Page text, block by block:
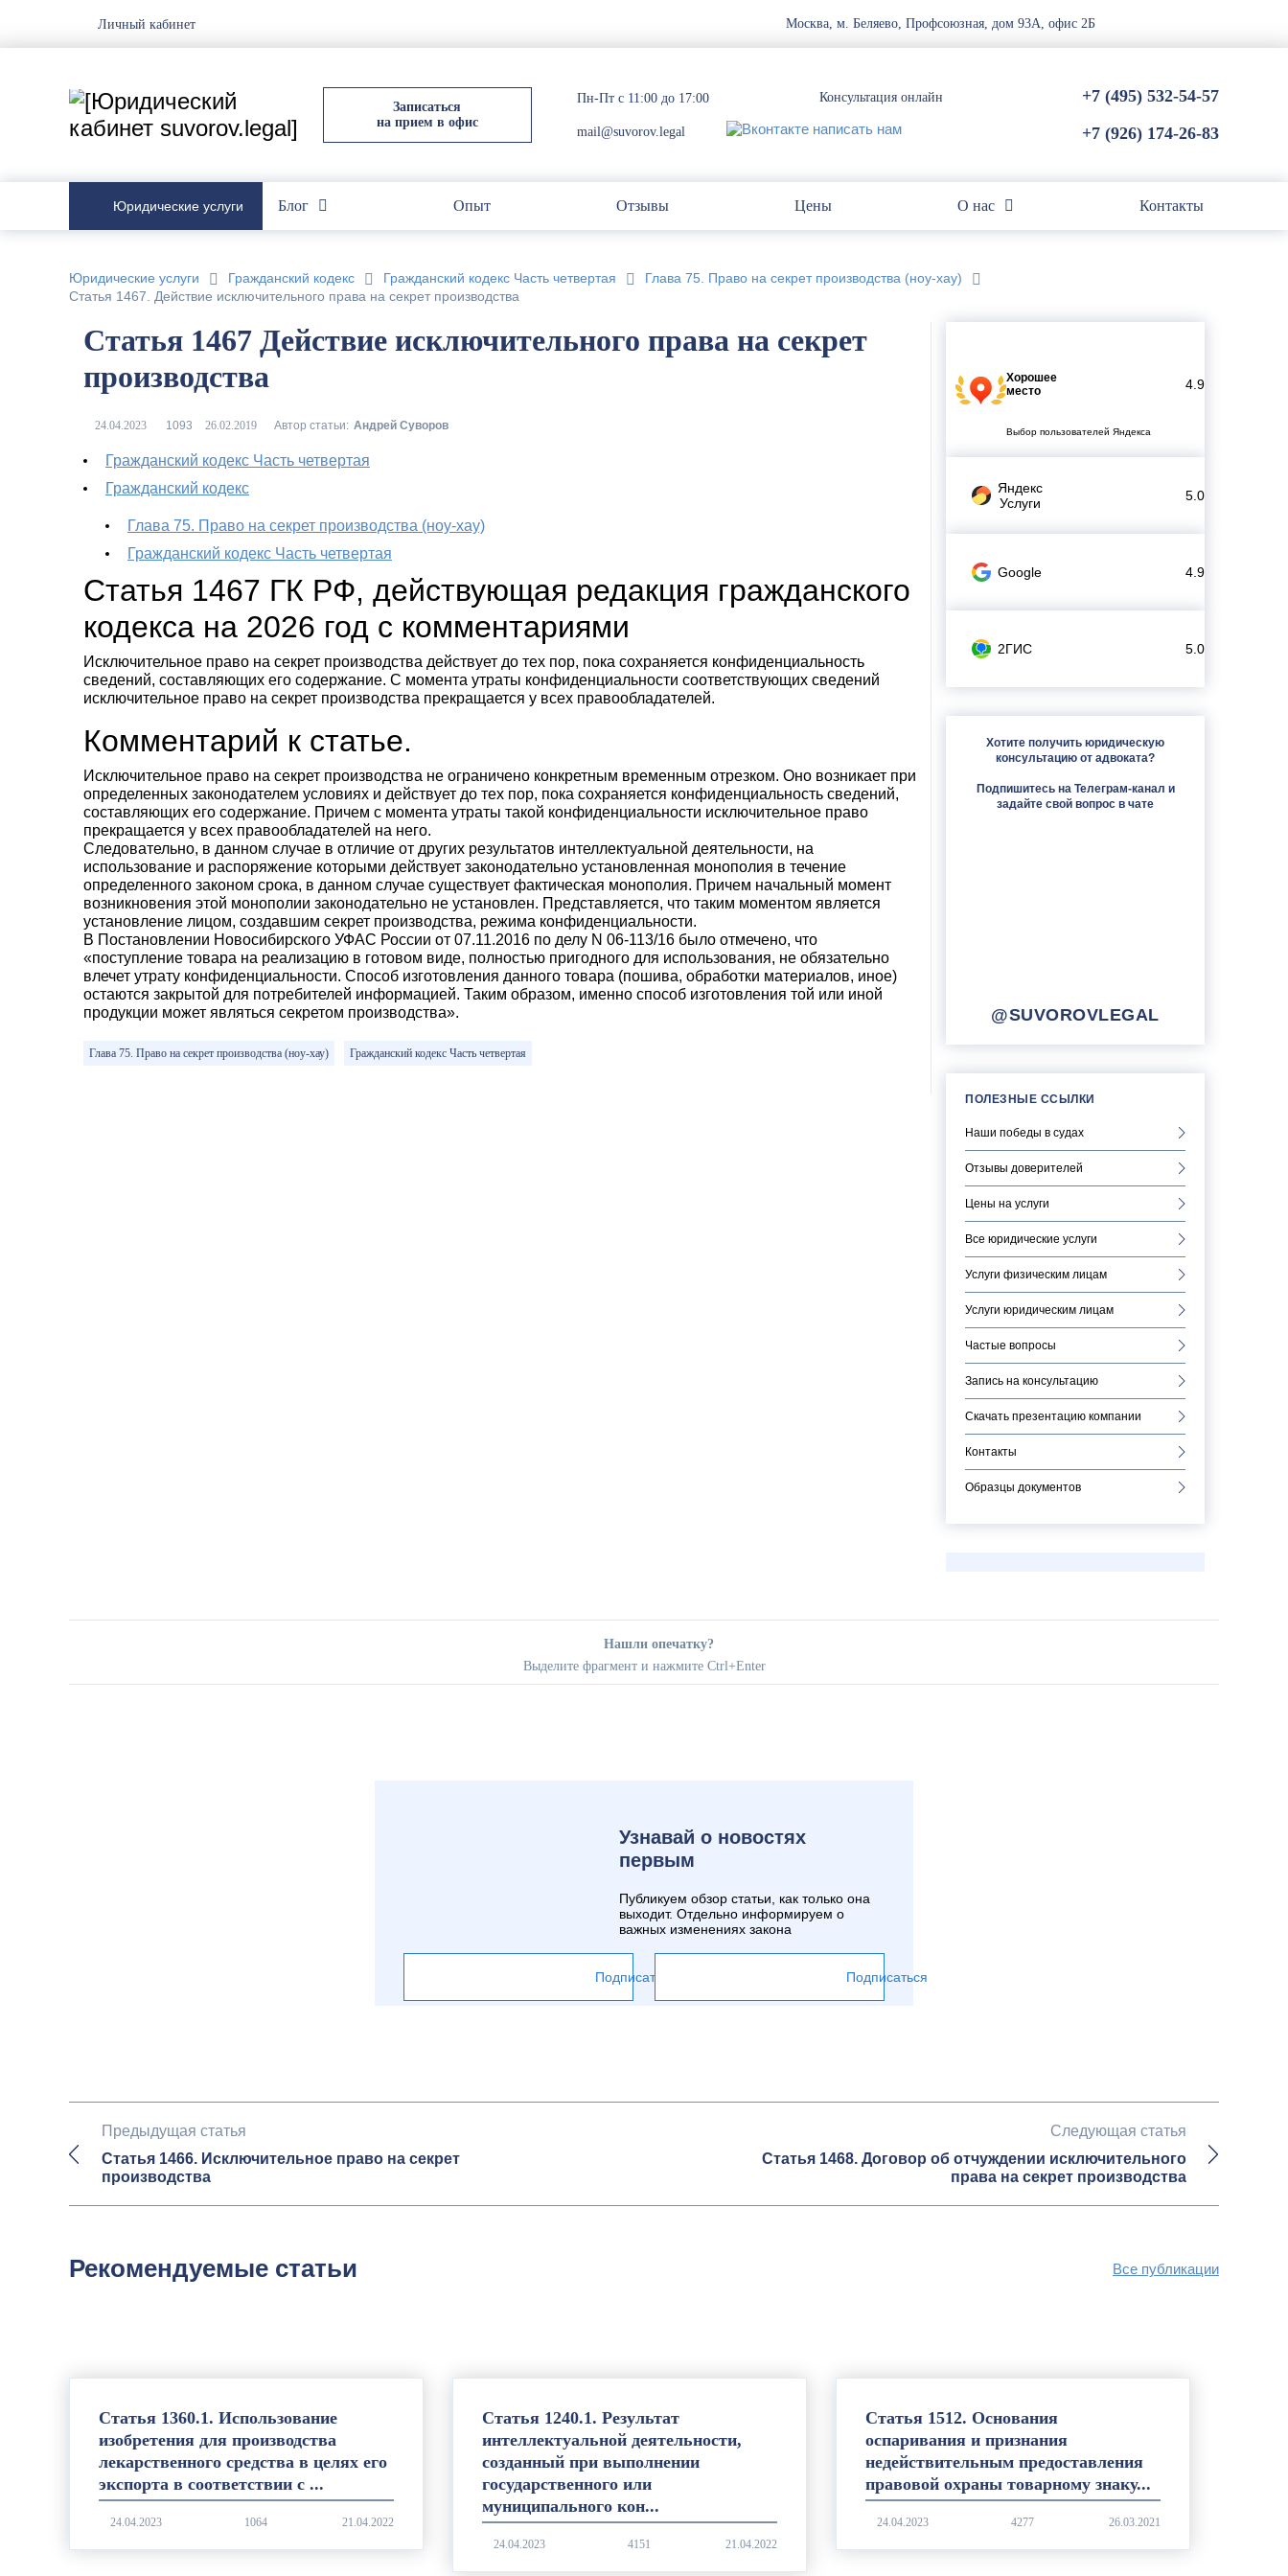
Личный кабинет Москва, м. Беляево, Профсоюзная, дом 93А, офис 2Б
Записаться
на прием в офис
Пн-Пт с 11:00 до 17:00
mail@suvorov.legal
Консультация онлайн
+7 (495) 532-54-57
+7 (926) 174-26-83
Юридические услуги Блог Опыт Отзывы Цены О нас Контакты
Юридические услуги Гражданский кодекс Гражданский кодекс Часть четвертая
Глава 75. Право на секрет производства (ноу-хау)
Статья 1467. Действие исключительного права на секрет производства
Хорошее
место
4.9
Выбор пользователей Яндекса
Яндекс
Услуги
5.0
Google 4.9
2ГИС 5.0
Хотите получить юридическую
консультацию от адвоката?
Подпишитесь на Телеграм-канал и
задайте свой вопрос в чате
@SUVOROVLEGAL
ПОЛЕЗНЫЕ ССЫЛКИ
Наши победы в судах
Отзывы доверителей
Цены на услуги
Все юридические услуги
Услуги физическим лицам
Услуги юридическим лицам
Частые вопросы
Запись на консультацию
Скачать презентацию компании
Контакты
Образцы документов
Статья 1467 Действие исключительного права на секрет
производства
1093 Автор статьи: Андрей Суворов
Гражданский кодекс Часть четвертая
Гражданский кодекс
Глава 75. Право на секрет производства (ноу-хау)
Гражданский кодекс Часть четвертая
Статья 1467 ГК РФ, действующая редакция гражданского
кодекса на 2026 год с комментариями
Исключительное право на секрет производства действует до тех пор, пока сохраняется конфиденциальность
сведений, составляющих его содержание. С момента утраты конфиденциальности соответствующих сведений
исключительное право на секрет производства прекращается у всех правообладателей.
Комментарий к статье.
Исключительное право на секрет производства не ограничено конкретным временным отрезком. Оно возникает при
определенных законодателем условиях и действует до тех пор, пока сохраняется конфиденциальность сведений,
составляющих его содержание. Причем с момента утраты такой конфиденциальности исключительное право
прекращается у всех правообладателей на него.
Следовательно, в данном случае в отличие от других результатов интеллектуальной деятельности, на
использование и распоряжение которыми действует законодательно установленная монополия в течение
определенного законом срока, в данном случае существует фактическая монополия. Причем начальный момент
возникновения этой монополии законодательно не установлен. Представляется, что таким моментом является
установление лицом, создавшим секрет производства, режима конфиденциальности.
В Постановлении Новосибирского УФАС России от 07.11.2016 по делу N 06-113/16 было отмечено, что
«поступление товара на реализацию в готовом виде, полностью пригодного для использования, не обязательно
влечет утрату конфиденциальности. Способ изготовления данного товара (пошива, обработки материалов, иное)
остаются закрытой для потребителей информацией. Таким образом, именно способ изготовления той или иной
продукции может являться секретом производства».
Глава 75. Право на секрет производства (ноу-хау) Гражданский кодекс Часть четвертая
Нашли опечатку?
Выделите фрагмент и нажмите Ctrl+Enter
Узнавай о новостях
первым
Публикуем обзор статьи, как только она
выходит. Отдельно информируем о
важных изменениях закона
Подписаться Подписаться
Предыдущая статья
Статья 1466. Исключительное право на секрет
производства
Следующая статья
Статья 1468. Договор об отчуждении исключительного
права на секрет производства
Все публикации
Рекомендуемые статьи
Статья 1360.1. Использование
изобретения для производства
лекарственного средства в целях его
экспорта в соответствии с ...
1064
Статья 1240.1. Результат
интеллектуальной деятельности,
созданный при выполнении
государственного или
муниципального кон...
4151
Статья 1512. Основания
оспаривания и признания
недействительным предоставления
правовой охраны товарному знаку...
4277